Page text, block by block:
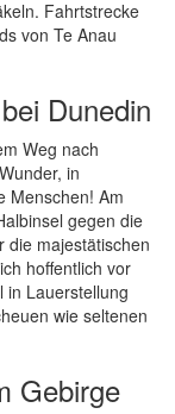
Fahrtstrecke
von Te Anau
Dunedin
Weg nach
in
Menschen! Am
gegen die
die majestätischen
hoffentlich vor
in Lauerstellung
wie seltenen
Gebirge